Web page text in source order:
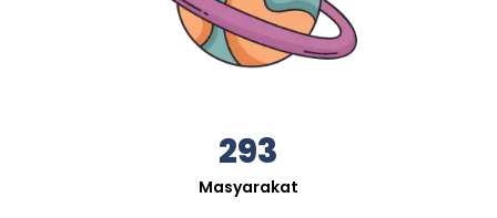
Masyarakat
293